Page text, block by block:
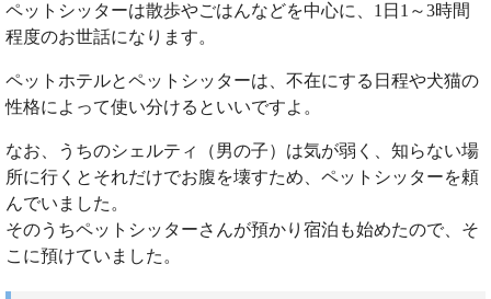
ペットシッターは散歩やごはんなどを中心に、1日1～3時間
程度のお世話になります。
ペットホテルとペットシッターは、不在にする日程や犬猫の
性格によって使い分けるといいですよ。
なお、うちのシェルティ（男の子）は気が弱く、知らない場
所に行くとそれだけでお腹を壊すため、ペットシッターを頼
んでいました。
そのうちペットシッターさんが預かり宿泊も始めたので、そ
こに預けていました。